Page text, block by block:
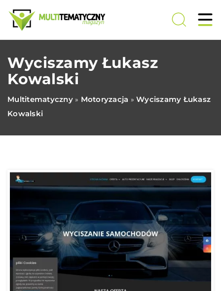
Wyciszamy Łukasz
Kowalski
Multitematyczny» Motoryzacja » Wyciszamy Łukasz
Kowalski